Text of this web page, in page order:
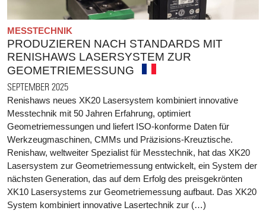
MESSTECHNIK
PRODUZIEREN NACH STANDARDS MIT
RENISHAWS LASERSYSTEM ZUR
GEOMETRIEMESSUNG
SEPTEMBER 2025
Renishaws neues XK20 Lasersystem kombiniert innovative
Messtechnik mit 50 Jahren Erfahrung, optimiert
Geometriemessungen und liefert ISO-konforme Daten für
Werkzeugmaschinen, CMMs und Präzisions-Kreuztische.
Renishaw, weltweiter Spezialist für Messtechnik, hat das XK20
Lasersystem zur Geometriemessung entwickelt, ein System der
nächsten Generation, das auf dem Erfolg des preisgekrönten
XK10 Lasersystems zur Geometriemessung aufbaut. Das XK20
System kombiniert innovative Lasertechnik zur (…)